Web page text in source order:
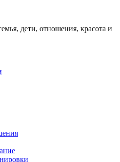
дети, отношения, красота и